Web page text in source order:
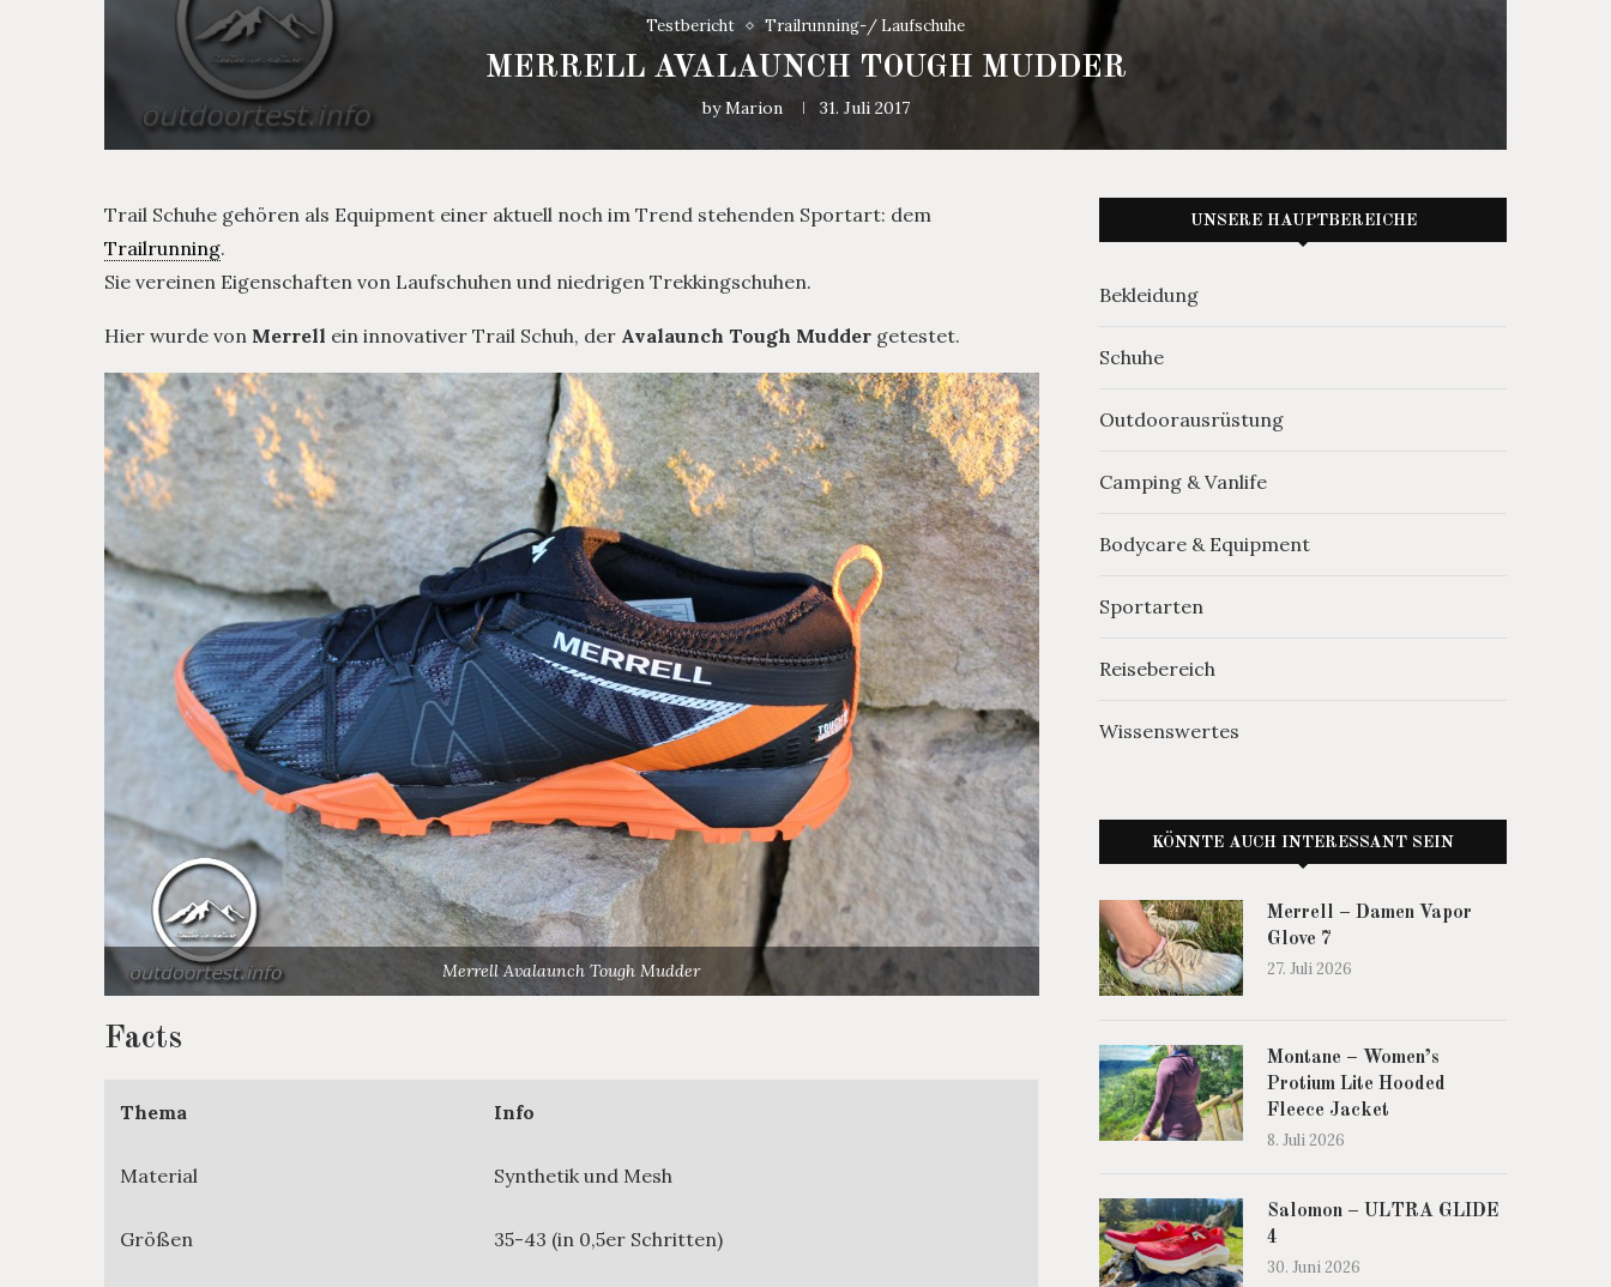
Testbericht Trailrunning-/ Laufschuhe
MERRELL AVALAUNCH TOUGH MUDDER
byMarion 31. Juli 2017
Trail Schuhe gehören als Equipment einer aktuell noch im Trend stehenden Sportart: dem
Trailrunning.
Sie vereinen Eigenschaften von Laufschuhen und niedrigen Trekkingschuhen.
Hier wurde von Merrell ein innovativer Trail Schuh, der Avalaunch Tough Mudder getestet.
Merrell Avalaunch Tough Mudder
Facts
Thema Info
Material Synthetik und Mesh
Größen 35-43 (in 0,5er Schritten)
UNSERE HAUPTBEREICHE
Bekleidung
Schuhe
Outdoorausrüstung
Camping & Vanlife
Bodycare & Equipment
Sportarten
Reisebereich
Wissenswertes
KÖNNTE AUCH INTERESSANT SEIN
Merrell – Damen Vapor
Glove 7
27. Juli 2026
Montane – Women’s
Protium Lite Hooded
Fleece Jacket
8. Juli 2026
Salomon – ULTRA GLIDE
4
30. Juni 2026